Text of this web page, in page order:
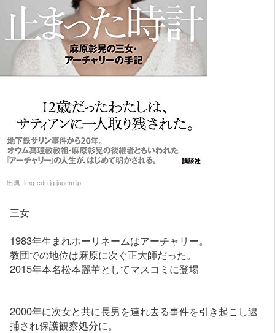
出典: img-cdn.jg.jugem.jp
三女
1983年生まれホーリネームはアーチャリー。
教団での地位は麻原に次ぐ正大師だった。
2015年本名松本麗華としてマスコミに登場
2000年に次女と共に長男を連れ去る事件を引き起こし逮
捕され保護観察処分に。